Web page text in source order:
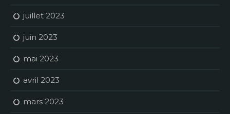
juillet 2023
juin 2023
mai 2023
avril 2023
mars 2023